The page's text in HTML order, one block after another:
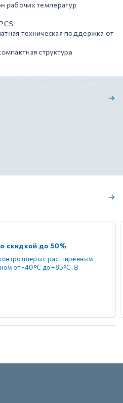
рабочих температур
техническая поддержка от
структура
скидкой до 50%
с расширенным
от -40°C до +85°C. В